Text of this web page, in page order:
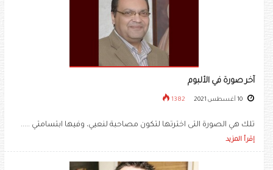
آخر صورة في الألبوم
1382
تلك هي الصورة التى اخترتها لتكون مصاحبة لنعيي، وفيها ابتسامتي .....
إقرأ المزيد